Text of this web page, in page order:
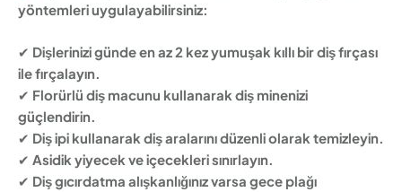
yöntemleri uygulayabilirsiniz:
✔ Dişlerinizi günde en az 2 kez yumuşak kıllı bir diş fırçası
ile fırçalayın.
✔ Florürlü diş macunu kullanarak diş minenizi
güçlendirin.
✔ Diş ipi kullanarak diş aralarını düzenli olarak temizleyin.
✔ Asidik yiyecek ve içecekleri sınırlayın.
✔ Diş gıcırdatma alışkanlığınız varsa gece plağı